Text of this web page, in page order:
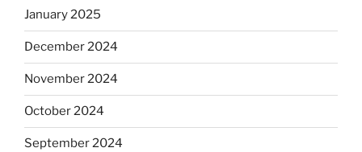
January 2025
December 2024
November 2024
October 2024
September 2024